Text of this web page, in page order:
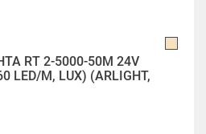
RT 2-5000-50M 24V
LED/M, LUX) (ARLIGHT,